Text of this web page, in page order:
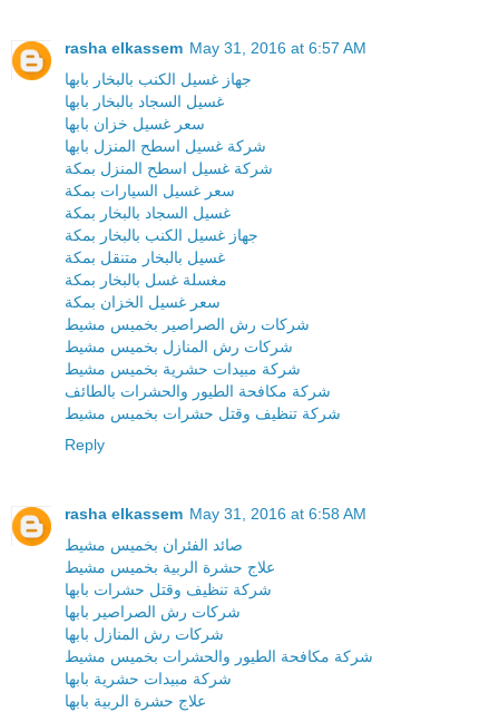
rasha elkassem May 31, 2016 at 6:57 AM
جهاز غسيل الكنب بالبخار بابها
غسيل السجاد بالبخار بابها
سعر غسيل خزان بابها
شركة غسيل اسطح المنزل بابها
شركة غسيل اسطح المنزل بمكة
سعر غسيل السيارات بمكة
غسيل السجاد بالبخار بمكة
جهاز غسيل الكنب بالبخار بمكة
غسيل بالبخار متنقل بمكة
مغسلة غسل بالبخار بمكة
سعر غسيل الخزان بمكة
شركات رش الصراصير بخميس مشيط
شركات رش المنازل بخميس مشيط
شركة مبيدات حشرية بخميس مشيط
شركة مكافحة الطيور والحشرات بالطائف
شركة تنظيف وقتل حشرات بخميس مشيط
Reply
rasha elkassem May 31, 2016 at 6:58 AM
صائد الفئران بخميس مشيط
علاج حشرة الربية بخميس مشيط
شركة تنظيف وقتل حشرات بابها
شركات رش الصراصير بابها
شركات رش المنازل بابها
شركة مكافحة الطيور والحشرات بخميس مشيط
شركة مبيدات حشرية بابها
علاج حشرة الربية بابها